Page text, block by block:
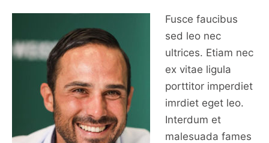
Fusce faucibus
sed leo nec
ultrices. Etiam nec
ex vitae ligula
porttitor imperdiet
imrdiet eget leo.
Interdum et
malesuada fames